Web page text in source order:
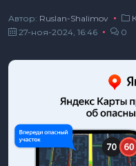
Автор: Ruslan-Shalimov
27-ноя-2024, 16:46
0